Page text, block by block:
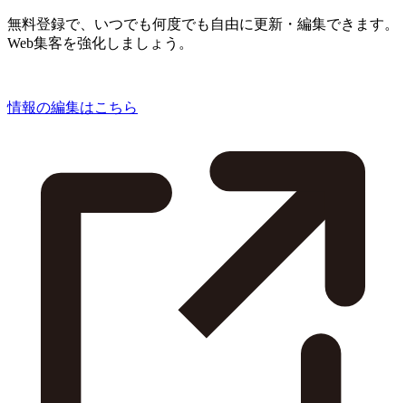
無料登録で、いつでも何度でも自由に更新・編集できます。
Web集客を強化しましょう。
情報の編集はこちら